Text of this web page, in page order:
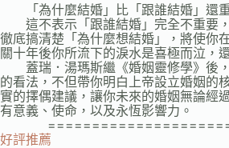
「為什麼結婚」比「跟誰結婚」還重
這不表示「跟誰結婚」完全不重要
徹底搞清楚「為什麼想結婚」，將使你
關十年後你所流下的淚水是喜極而泣，
蓋瑞．湯瑪斯繼《婚姻靈修學》後
的看法，不但帶你明白上帝設立婚姻的
實的擇偶建議，讓你未來的婚姻無論經
有意義、使命，以及永恆影響力。
好評推薦